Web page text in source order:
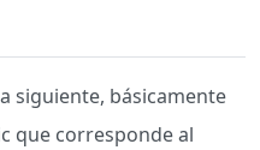
siguiente, básicamente
que corresponde al